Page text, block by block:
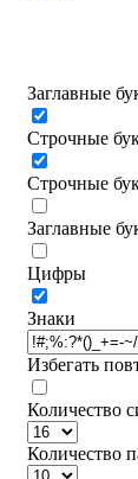
Заглавные
Строчные
Строчные
Заглавные
Цифры
Знаки
Избегать
Количество
Количество